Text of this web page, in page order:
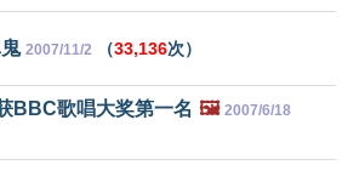
2007/11/2 （33,136次）
BBC歌唱大奖第一名 🖼️ 2007/6/18